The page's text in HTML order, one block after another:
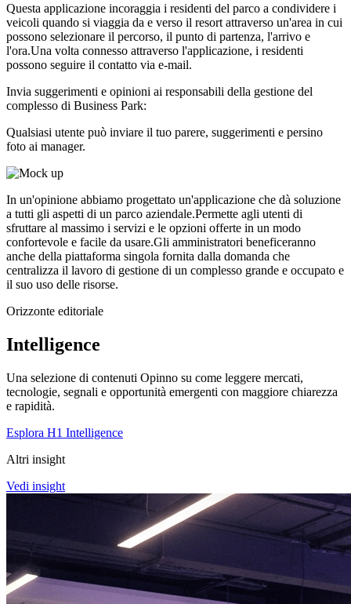
Questa applicazione incoraggia i residenti del parco a condividere i
veicoli quando si viaggia da e verso il resort attraverso un'area in cui
possono selezionare il percorso, il punto di partenza, l'arrivo e
l'ora.Una volta connesso attraverso l'applicazione, i residenti
possono seguire il contatto via e-mail.
Invia suggerimenti e opinioni ai responsabili della gestione del
complesso di Business Park:
Qualsiasi utente può inviare il tuo parere, suggerimenti e persino
foto ai manager.
In un'opinione abbiamo progettato un'applicazione che dà soluzione
a tutti gli aspetti di un parco aziendale.Permette agli utenti di
sfruttare al massimo i servizi e le opzioni offerte in un modo
confortevole e facile da usare.Gli amministratori beneficeranno
anche della piattaforma singola fornita dalla domanda che
centralizza il lavoro di gestione di un complesso grande e occupato e
il suo uso delle risorse.
Orizzonte editoriale
Intelligence
Una selezione di contenuti Opinno su come leggere mercati,
tecnologie, segnali e opportunità emergenti con maggiore chiarezza
e rapidità.
Esplora H1 Intelligence
Altri insight
Vedi insight